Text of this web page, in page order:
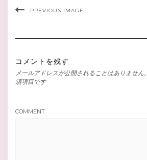
PREVIOUS IMAGE
コメントを残す
メールアドレスが公開されることはありません。
須項目です
COMMENT